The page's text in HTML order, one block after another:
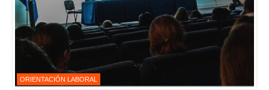
ORIENTACIÓN LABORAL